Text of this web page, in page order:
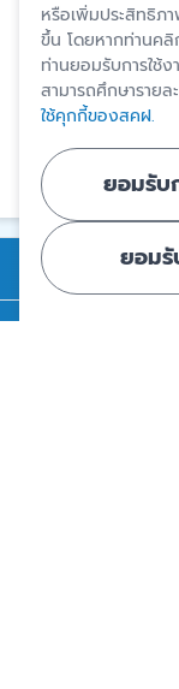
ปรับปรุงล่าสุด 6
สงวนสิทธิ์โดยสถา
การคุ้มครองเงินฝ
หรือเพิ่มประสิทธิภา
ขึ้น โดยหากท่านคลิ
ท่านยอมรับการใช้
สามารถศึกษารายล
ใช้คุกกี้ของสคฝ.
ยอมรับ
ยอมรั